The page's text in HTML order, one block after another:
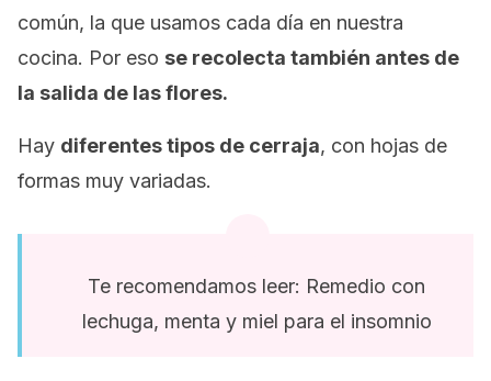
común, la que usamos cada día en nuestra
cocina. Por eso se recolecta también antes de
la salida de las flores.
Hay diferentes tipos de cerraja, con hojas de
formas muy variadas.
Te recomendamos leer: Remedio con
lechuga, menta y miel para el insomnio